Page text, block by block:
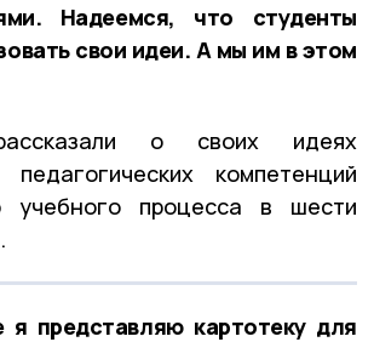
Надеемся, что студенты
свои идеи. А мы им в этом
о своих идеях
компетенций
учебного процесса в шести
представляю картотеку для